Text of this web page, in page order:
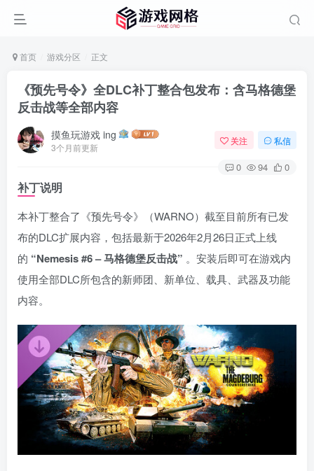
首页 游戏分区 正文
《预先号令》全DLC补丁整合包发布：含马格德堡
反击战等全部内容
摸鱼玩游戏 ing
3个月前更新
关注 私信
0 94 0
补丁说明
本补丁整合了《预先号令》（WARNO）截至目前所有已发
布的DLC扩展内容，包括最新于2026年2月26日正式上线
的 “Nemesis #6 – 马格德堡反击战” 。安装后即可在游戏内
使用全部DLC所包含的新师团、新单位、载具、武器及功能
内容。